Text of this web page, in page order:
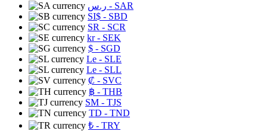
ر.س - SAR
SI$ - SBD
SR - SCR
kr- SEK
$ - SGD
Le - SLE
Le - SLL
₡ - SVC
฿ - THB
ЅМ - TJS
TD - TND
₺ - TRY